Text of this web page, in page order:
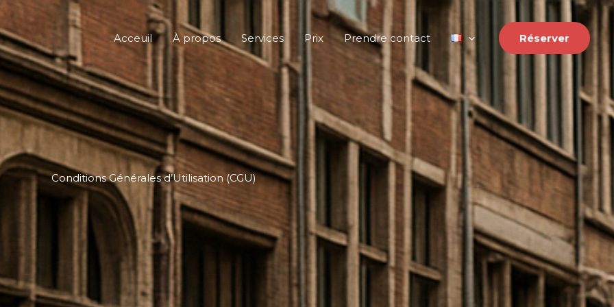
Acceuil À propos Services Prix Prendre contact Réserver
Conditions Générales d’Utilisation (CGU)